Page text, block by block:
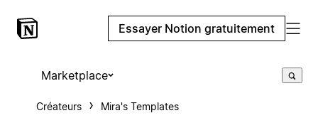
Essayer Notion gratuitement
Marketplace
Créateurs Mira's Templates